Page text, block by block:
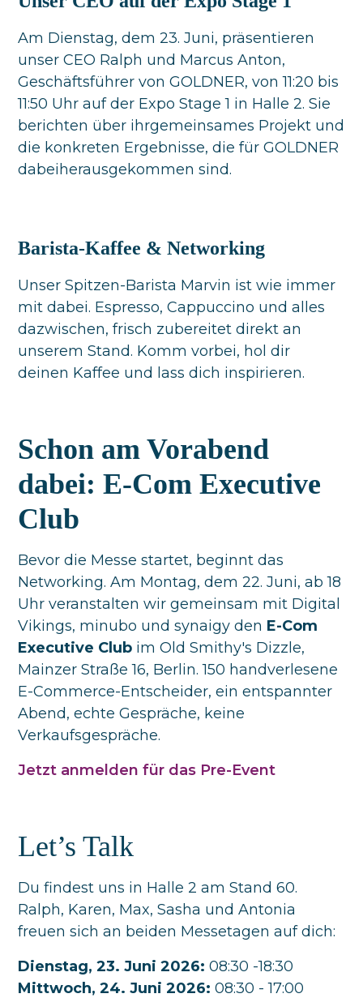
Am Dienstag, dem 23. Juni, präsentieren
unser CEO Ralph und Marcus Anton,
Geschäftsführer von GOLDNER, von 11:20 bis
11:50 Uhr auf der Expo Stage 1 in Halle 2. Sie
berichten über ihrgemeinsames Projekt und
die konkreten Ergebnisse, die für GOLDNER
dabeiherausgekommen sind.
Barista-Kaffee & Networking
Unser Spitzen-Barista Marvin ist wie immer
mit dabei. Espresso, Cappuccino und alles
dazwischen, frisch zubereitet direkt an
unserem Stand. Komm vorbei, hol dir
deinen Kaffee und lass dich inspirieren.
Schon am Vorabend
dabei: E-Com Executive
Club
Bevor die Messe startet, beginnt das
Networking. Am Montag, dem 22. Juni, ab 18
Uhr veranstalten wir gemeinsam mit Digital
Vikings, minubo und synaigy den E-Com
Executive Club im Old Smithy's Dizzle,
Mainzer Straße 16, Berlin. 150 handverlesene
E-Commerce-Entscheider, ein entspannter
Abend, echte Gespräche, keine
Verkaufsgespräche.
Jetzt anmelden für das Pre-Event
Let’s Talk
Du findest uns in Halle 2 am Stand 60.
Ralph, Karen, Max, Sasha und Antonia
freuen sich an beiden Messetagen auf dich:
Dienstag, 23. Juni 2026:08:30 -18:30
Mittwoch, 24. Juni 2026:08:30 - 17:00